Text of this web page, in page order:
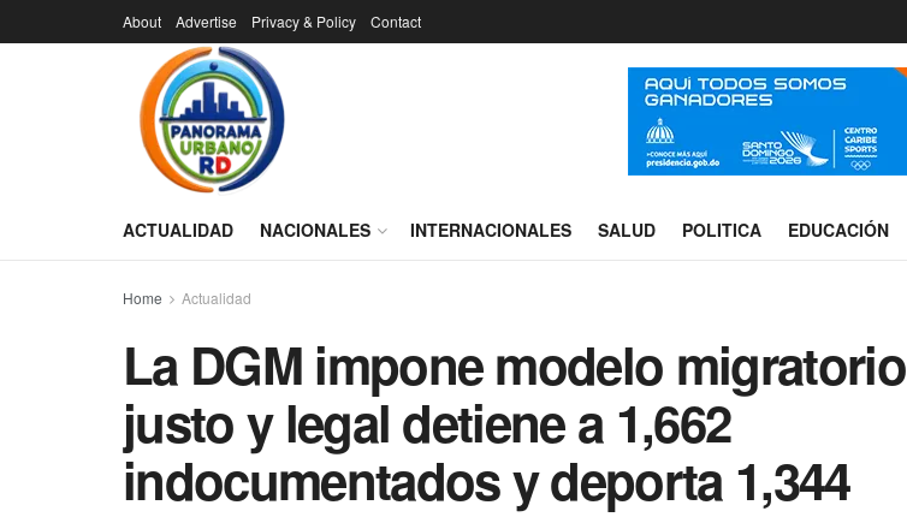
About Advertise Privacy & Policy Contact
ACTUALIDAD NACIONALES INTERNACIONALES SALUD POLITICA EDUCACIÓN
Home Actualidad
La DGM impone modelo migratorio
justo y legal detiene a 1,662
indocumentados y deporta 1,344